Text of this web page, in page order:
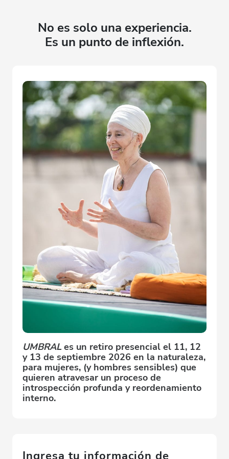
No es solo una experiencia.
Es un punto de inflexión.
UMBRALes un retiro presencial el 11, 12
y 13 de septiembre 2026 en la naturaleza,
para mujeres, (y hombres sensibles) que
quieren atravesar un proceso de
introspección profunda y reordenamiento
interno.